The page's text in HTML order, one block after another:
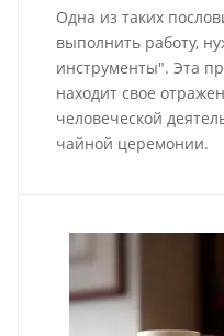
Одна из таких
выполнить работу,
инструменты". Эта
находит свое
человеческой
чайной церемонии.